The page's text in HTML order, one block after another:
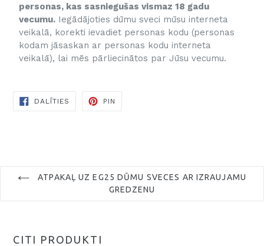
personas, kas sasniegušas vismaz 18 gadu
vecumu. Iegādājoties dūmu sveci mūsu interneta
veikalā, korekti ievadiet personas kodu (personas
kodam jāsaskan ar personas kodu interneta
veikalā), lai mēs pārliecinātos par Jūsu vecumu.
DALĪTIES DALĪTIES
FACEBOOK
PIN
ATPAKAĻ UZ EG25 DŪMU SVECES AR IZRAUJAMU
GREDZENU
CITI PRODUKTI